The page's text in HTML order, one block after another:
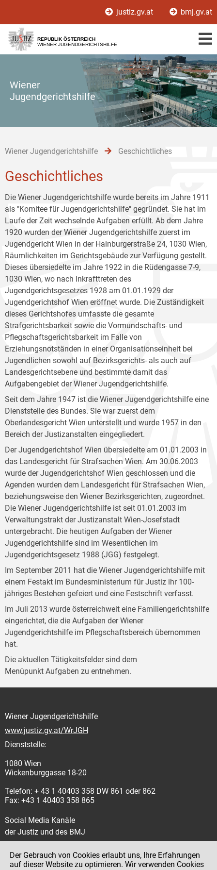
[1]
[2]
[3]
justiz.gv.at bmj.gv.at
REPUBLIK ÖSTERREICH
WIENER JUGENDGERICHTSHILFE
Wiener
Jugendgerichtshilfe
Wiener Jugendgerichtshilfe Geschichtliches
Geschichtliches
Die Wiener Jugendgerichtshilfe wurde bereits im Jahre 1911
als "Komitee für Jugendgerichtshilfe" gegründet. Sie hat im
Laufe der Zeit wechselnde Aufgaben erfüllt. Ab dem Jahre
1920 wurden der Wiener Jugendgerichtshilfe zuerst im
Jugendgericht Wien in der Hainburgerstraße 24, 1030 Wien,
Räumlichkeiten im Gerichtsgebäude zur Verfügung gestellt.
Dieses übersiedelte im Jahre 1922 in die Rüdengasse 7-9,
1030 Wien, wo nach Inkrafttreten des
Jugendgerichtsgesetzes 1928 am 01.01.1929 der
Jugendgerichtshof Wien eröffnet wurde. Die Zuständigkeit
dieses Gerichtshofes umfasste die gesamte
Strafgerichtsbarkeit sowie die Vormundschafts- und
Pflegschaftsgerichtsbarkeit im Falle von
Erziehungsnotständen in einer Organisationseinheit bei
Jugendlichen sowohl auf Bezirksgerichts- als auch auf
Landesgerichtsebene und bestimmte damit das
Aufgabengebiet der Wiener Jugendgerichtshilfe.
Seit dem Jahre 1947 ist die Wiener Jugendgerichtshilfe eine
Dienststelle des Bundes. Sie war zuerst dem
Oberlandesgericht Wien unterstellt und wurde 1957 in den
Bereich der Justizanstalten eingegliedert.
Der Jugendgerichtshof Wien übersiedelte am 01.01.2003 in
das Landesgericht für Strafsachen Wien. Am 30.06.2003
wurde der Jugendgerichtshof Wien geschlossen und die
Agenden wurden dem Landesgericht für Strafsachen Wien,
beziehungsweise den Wiener Bezirksgerichten, zugeordnet.
Die Wiener Jugendgerichtshilfe ist seit 01.01.2003 im
Verwaltungstrakt der Justizanstalt Wien-Josefstadt
untergebracht. Die heutigen Aufgaben der Wiener
Jugendgerichtshilfe sind im Wesentlichen im
Jugendgerichtsgesetz 1988 (JGG) festgelegt.
Im September 2011 hat die Wiener Jugendgerichtshilfe mit
einem Festakt im Bundesministerium für Justiz ihr 100-
jähriges Bestehen gefeiert und eine Festschrift verfasst.
Im Juli 2013 wurde österreichweit eine Familiengerichtshilfe
eingerichtet, die die Aufgaben der Wiener
Jugendgerichtshilfe im Pflegschaftsbereich übernommen
hat.
Die aktuellen Tätigkeitsfelder sind dem
Menüpunkt Aufgaben zu entnehmen.
Wiener Jugendgerichtshilfe
www.justiz.gv.at/WrJGH
Dienststelle:
1080 Wien
Wickenburggasse 18-20
Telefon: + 43 1 40403 358 DW 861 oder 862
Fax: +43 1 40403 358 865
Social Media Kanäle
der Justiz und des BMJ
Der Gebrauch von Cookies erlaubt uns, Ihre Erfahrungen
auf dieser Website zu optimieren. Wir verwenden Cookies